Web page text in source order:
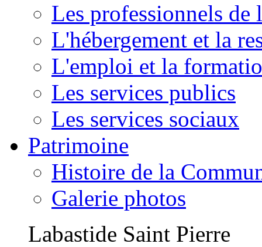
Les professionnels de
L'hébergement et la
L'emploi et la
Les services publics
Les services sociaux
Patrimoine
Histoire de la
Galerie photos
Labastide Saint Pierre